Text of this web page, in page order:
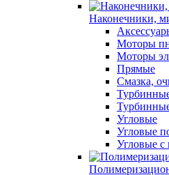
Наконечники,
Моторы
Моторы
Прямые
Смазка,
Угловые
Угловые
Угловые с